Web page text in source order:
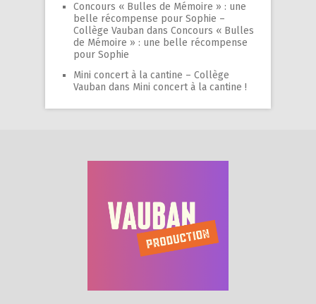
Concours « Bulles de Mémoire » : une
belle récompense pour Sophie –
Collège Vauban dans Concours « Bulles
de Mémoire » : une belle récompense
pour Sophie
Mini concert à la cantine – Collège
Vauban dans Mini concert à la cantine !